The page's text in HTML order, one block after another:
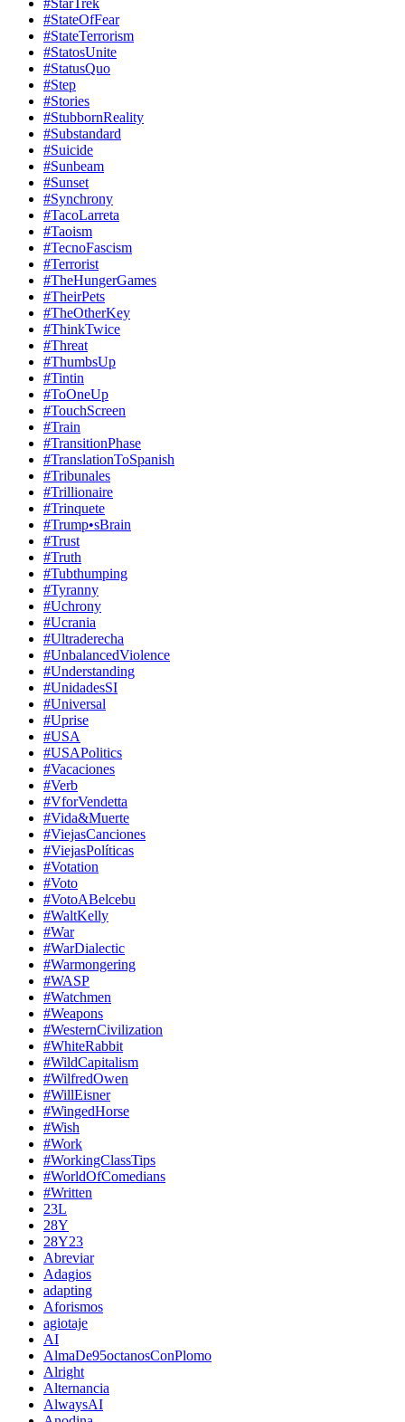
#StarTrek
#StateOfFear
#StateTerrorism
#StatosUnite
#StatusQuo
#Step
#Stories
#StubbornReality
#Substandard
#Suicide
#Sunbeam
#Sunset
#Synchrony
#TacoLarreta
#Taoism
#TecnoFascism
#Terrorist
#TheHungerGames
#TheirPets
#TheOtherKey
#ThinkTwice
#Threat
#ThumbsUp
#Tintin
#ToOneUp
#TouchScreen
#Train
#TransitionPhase
#TranslationToSpanish
#Tribunales
#Trillionaire
#Trinquete
#Trump•sBrain
#Trust
#Truth
#Tubthumping
#Tyranny
#Uchrony
#Ucrania
#Ultraderecha
#UnbalancedViolence
#Understanding
#UnidadesSI
#Universal
#Uprise
#USA
#USAPolitics
#Vacaciones
#Verb
#VforVendetta
#Vida&Muerte
#ViejasCanciones
#ViejasPolíticas
#Votation
#Voto
#VotoABelcebu
#WaltKelly
#War
#WarDialectic
#Warmongering
#WASP
#Watchmen
#Weapons
#WesternCivilization
#WhiteRabbit
#WildCapitalism
#WilfredOwen
#WillEisner
#WingedHorse
#Wish
#Work
#WorkingClassTips
#WorldOfComedians
#Written
23L
28Y
28Y23
Abreviar
Adagios
adapting
Aforismos
agiotaje
AI
AlmaDe95octanosConPlomo
Alright
Alternancia
AlwaysAI